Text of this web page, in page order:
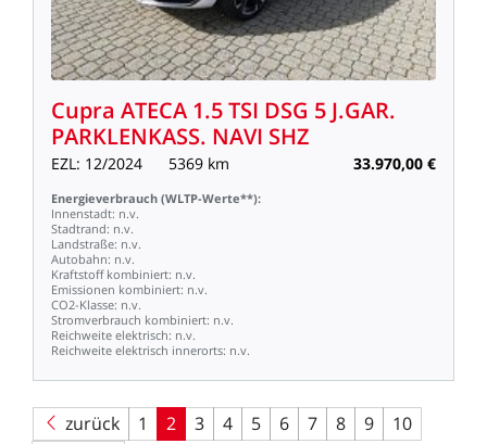
Cupra ATECA 1.5TSI DSG 5 J.GAR.
PARKLENKASS. NAVI SHZ
EZL: 12/2024 5369 km 33.970,00 €
Energieverbrauch (WLTP-Werte**):
Innenstadt: n.v.
Stadtrand: n.v.
Landstraße: n.v.
Autobahn: n.v.
Kraftstoff kombiniert: n.v.
Emissionen kombiniert: n.v.
CO2-Klasse: n.v.
Stromverbrauch kombiniert: n.v.
Reichweite elektrisch: n.v.
Reichweite elektrisch innerorts: n.v.
zurück 1 2 3 4 5 6 7 8 9
10